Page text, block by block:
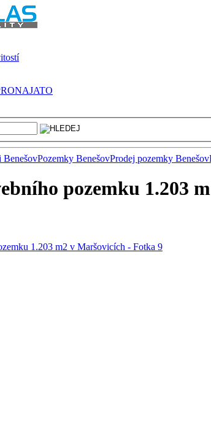
BenešovPozemky BenešovProdej pozemky Benešov
pozemku 1.203